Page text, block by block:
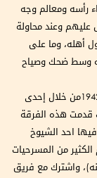
رأسه ومعالم وجه
عليهم وعند محاولة
أهله، وما على
وسط ضحك وصياح
لقد بدأ سليم البصري كما اشرنا بممارسة التمثيل سنة 1942من خلال إحدى
قدمت هذه الفرقة
احد الشيوخ
من المسرحيات
واشترك مع فريق